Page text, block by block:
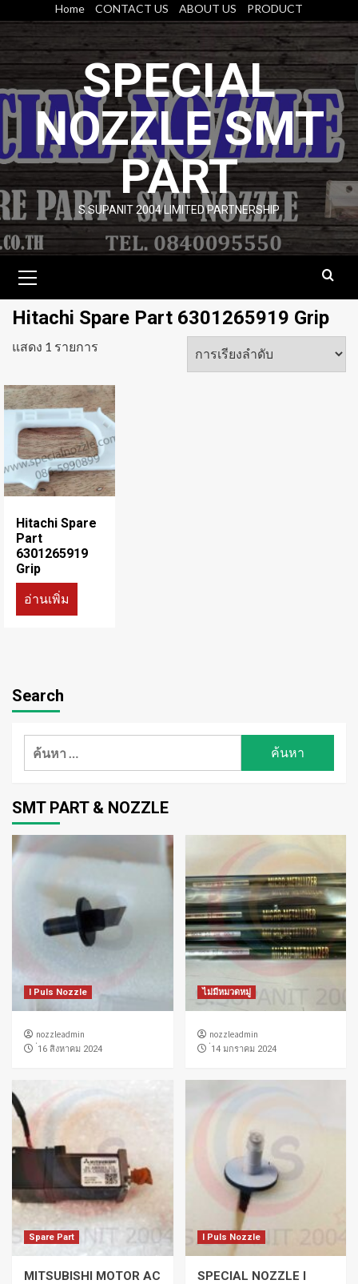
content
Home CONTACT US ABOUT US PRODUCT
SPECIAL
NOZZLE SMT
PART
S.SUPANIT 2004 LIMITED PARTNERSHIP
Menu
Hitachi Spare Part 6301265919 Grip
แสดง 1 รายการ
Hitachi Spare
Part
6301265919
Grip
อ่านเพิ่ม
Search
ค้นหา
SMT PART & NOZZLE
I Puls Nozzle
nozzleadmin
่16 สิงหาคม 2024
ไม่มีหมวดหมู่
nozzleadmin
่14 มกราคม 2024
Spare Part
MITSUBISHI MOTOR AC
I Puls Nozzle
SPECIAL NOZZLE I